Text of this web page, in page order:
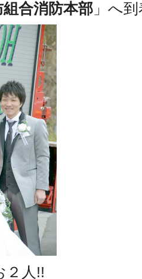
合消防本部 」へ
２人!!